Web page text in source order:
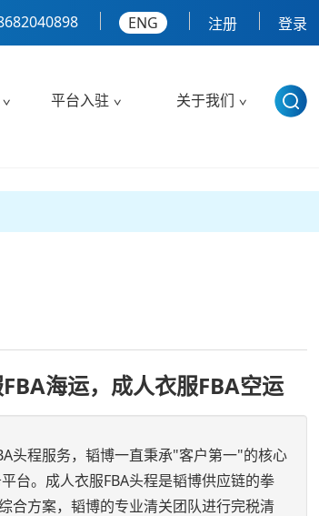
ENG 注册 登录
平台入驻 关于我们
海运，成人衣服FBA空运
头程服务，韬博一直秉承"客户第一"的核心
台。成人衣服FBA头程是韬博供应链的拳
合方案，韬博的专业清关团队进行完税清